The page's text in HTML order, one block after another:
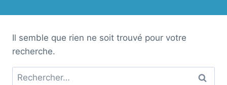
Il semble que rien ne soit trouvé pour votre
recherche.
Rechercher :